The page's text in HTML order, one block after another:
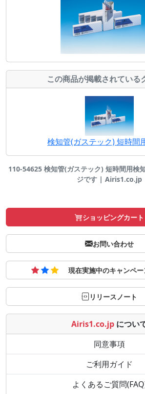
この商品が掲載されている
検知管(ガステック) 短時間
110-54625 検知管(ガステック) 短時間用検
ジです | Airis1.co.jp
ショッピングカート
お問い合わせ
現在実施中のキャンペ
リリースノート
Airis1.co.jp につい
同意事項
ご利用ガイド
よくあるご質問